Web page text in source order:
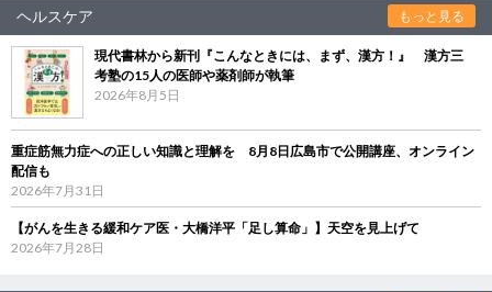
ヘルスケア もっと見る
現代書林から新刊『こんなときには、まず、漢方！』 漢方三
考塾の15人の医師や薬剤師が執筆
2026年8月5日
重症筋無力症への正しい知識と理解を 8月8日広島市で公開講座、オンライン
配信も
2026年7月31日
【がんを生きる緩和ケア医・大橋洋平「足し算命」】天空を見上げて
2026年7月28日